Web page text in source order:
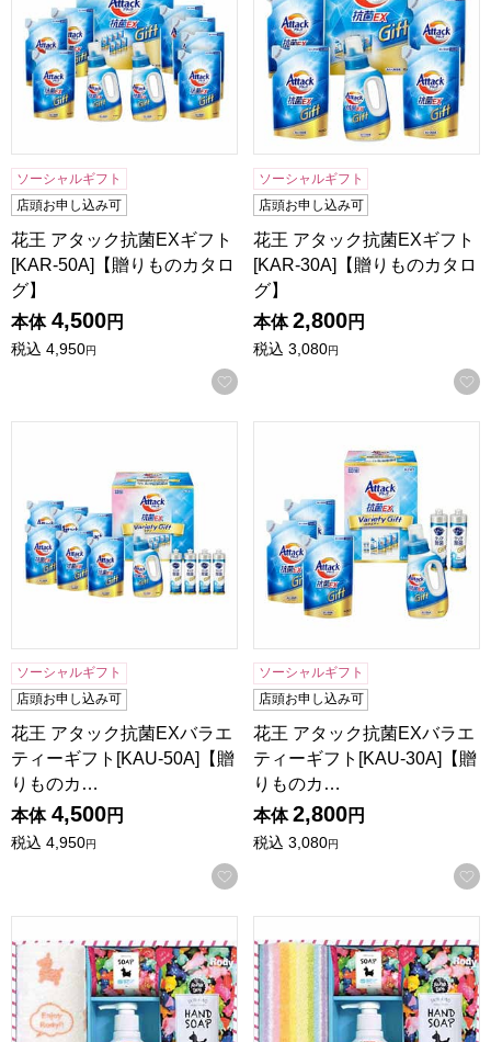
ソーシャルギフト
店頭お申し込み可
花王 アタック抗菌EXギフト
[KAR-50A]【贈りものカタロ
グ】
本体 4,500円
税込 4,950円
お気に入りに登録する
ソーシャルギフト
店頭お申し込み可
花王 アタック抗菌EXギフト
[KAR-30A]【贈りものカタロ
グ】
本体 2,800円
税込 3,080円
ソーシャルギフト
店頭お申し込み可
花王 アタック抗菌EXバラエ
ティーギフト[KAU-50A]【贈
りものカ…
本体 4,500円
税込 4,950円
お気に入りに登録する
ソーシャルギフト
店頭お申し込み可
花王 アタック抗菌EXバラエ
ティーギフト[KAU-30A]【贈
りものカ…
本体 2,800円
税込 3,080円